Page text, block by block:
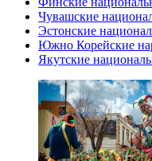
Чувашские
Эстонские
Южно Корейские
Якутские